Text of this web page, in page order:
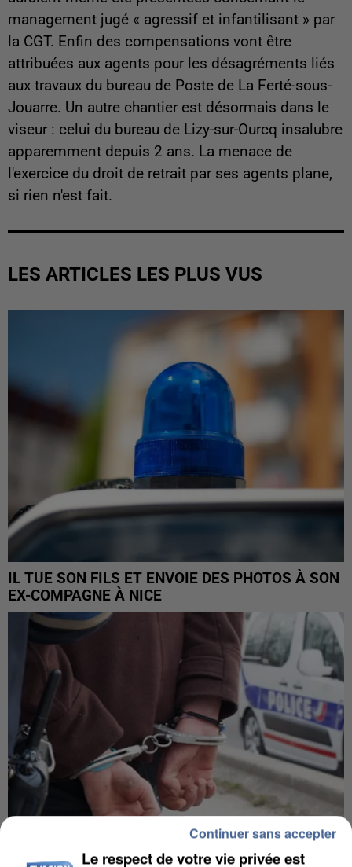
management jugé « agressif et infantilisant » par
la CGT. Enfin des compensations vont être
attribuées aux agents pour les désagréments liés
aux travaux du bureau de Poste de La Ferté-sous-
Jouarre. Un autre chantier est désormais dans le
viseur : celui du bureau de Lizy-sur-Ourcq insalubre
apparemment depuis 2 ans. La menace de
l'exercice du droit de retrait par ses agents plane,
si rien n'est fait.
LES ARTICLES LES PLUS VUS
IL TUE SON FILS ET ENVOIE DES PHOTOS À SON
EX-COMPAGNE À NICE
Le respect de votre vie privée est
Continuer sans accepter